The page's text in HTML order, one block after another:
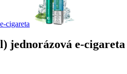
cigareta
jednorázová e-cigareta